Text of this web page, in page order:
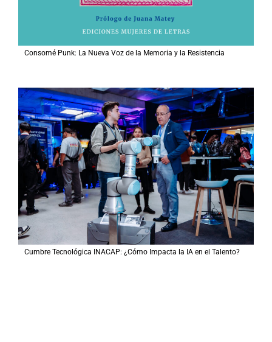
Consomé Punk: La Nueva Voz de la Memoria y la Resistencia
Cumbre Tecnológica INACAP: ¿Cómo Impacta la IA en el Talento?